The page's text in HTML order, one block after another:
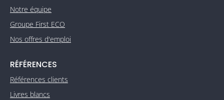
Notre équipe
Groupe First ECO
Nos offres d'emploi
RÉFÉRENCES
Références clients
Livres blancs